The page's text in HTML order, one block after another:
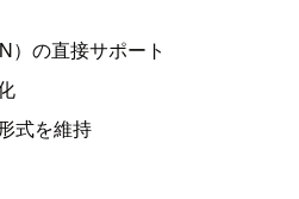
）の直接サポート
式を維持